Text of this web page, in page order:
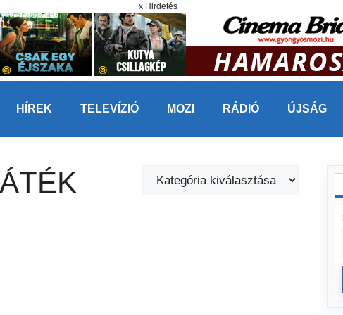
x Hirdetés
HÍREK TELEVÍZIÓ MOZI RÁDIÓ ÚJSÁG
Kategóriák